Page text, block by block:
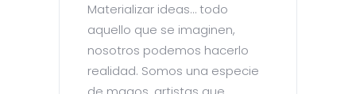
Materializar ideas… todo
aquello que se imaginen,
nosotros podemos hacerlo
realidad. Somos una especie